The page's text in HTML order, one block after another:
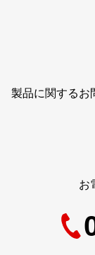
製品に関するお
お